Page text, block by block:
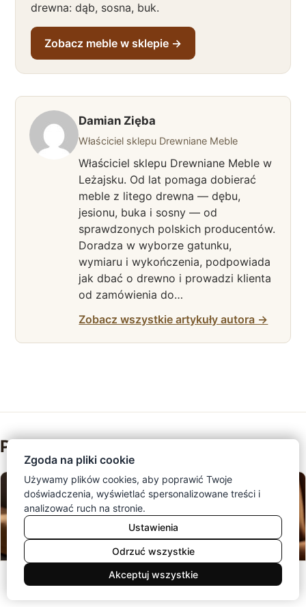
drewna: dąb, sosna, buk.
Zobacz meble w sklepie →
Damian Zięba
Właściciel sklepu Drewniane Meble
Właściciel sklepu Drewniane Meble w
Leżajsku. Od lat pomaga dobierać
meble z litego drewna — dębu,
jesionu, buka i sosny — od
sprawdzonych polskich producentów.
Doradza w wyborze gatunku,
wymiaru i wykończenia, podpowiada
jak dbać o drewno i prowadzi klienta
od zamówienia do…
Zobacz wszystkie artykuły autora →
Polecane artykuły
Zgoda na pliki cookie
Używamy plików cookies, aby poprawić Twoje
doświadczenia, wyświetlać spersonalizowane treści i
analizować ruch na stronie.
Ustawienia
Odrzuć wszystkie
Akceptuj wszystkie